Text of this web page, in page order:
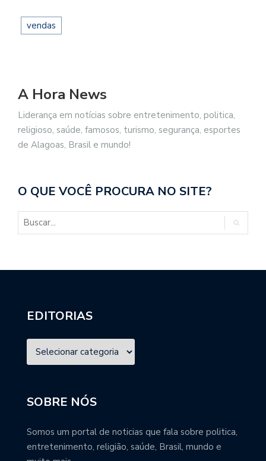
vendas
A Hora News
Liderança em notícias sobre entretenimento, politica,
religioso, saúde, famosos, turismo, segurança, esportes
de Alagoas, Brasil e mundo!
O QUE VOCÊ PROCURA NO SITE?
EDITORIAS
SOBRE NÓS
Somos um portal de noticias que fala sobre politica,
entretenimento, religião, saúde, Brasil, mundo e